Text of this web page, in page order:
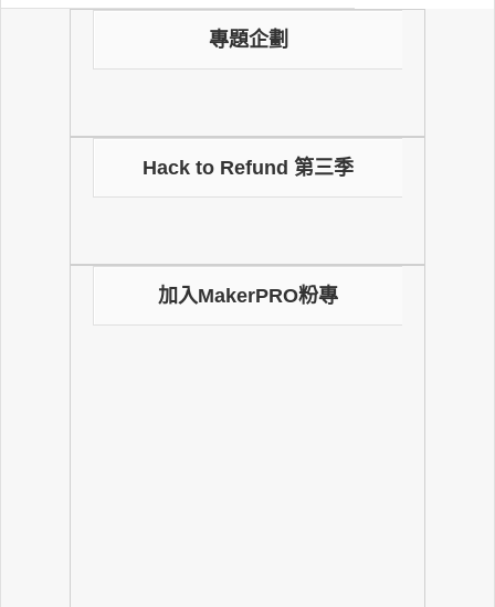
專題企劃
Hack to Refund 第三季
加入MakerPRO粉專